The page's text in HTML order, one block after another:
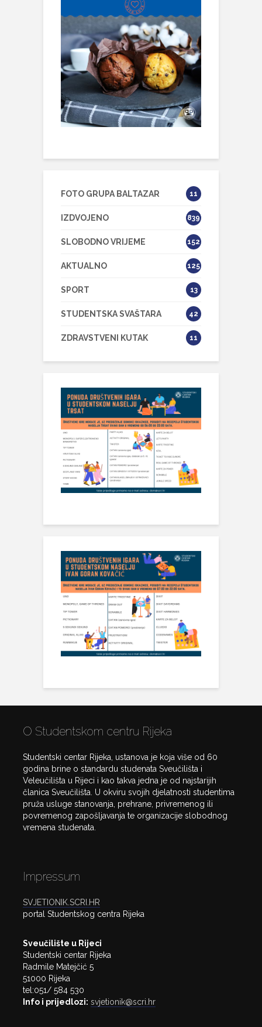
FOTO GRUPA BALTAZAR 11
IZDVOJENO 839
SLOBODNO VRIJEME 152
AKTUALNO 125
SPORT 13
STUDENTSKA SVAŠTARA 42
ZDRAVSTVENI KUTAK 11
O Studentskom centru Rijeka
Studentski centar Rijeka, ustanova je koja više od 60
godina brine o standardu studenata Sveučilišta i
Veleučilišta u Rijeci i kao takva jedna je od najstarijih
članica Sveučilišta. U okviru svojih djelatnosti studentima
pruža usluge stanovanja, prehrane, privremenog ili
povremenog zapošljavanja te organizacije slobodnog
vremena studenata.
Impressum
SVJETIONIK.SCRI.HR
portal Studentskog centra Rijeka
Sveučilište u Rijeci
Studentski centar Rijeka
Radmile Matejčić 5
51000 Rijeka
tel:051/ 584 530
Info i prijedlozi: svjetionik@scri.hr